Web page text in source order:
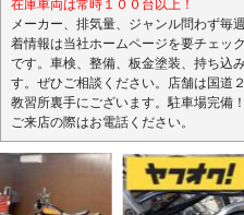
在庫車両は常時１００台以上！
メーカー、排気量、ジャンル問わず毎
着情報は当社ホームページを要チェッ
です。車検、整備、板金塗装、持ち込
す。ぜひご相談ください。店舗は国道
教習所裏手にございます。駐車場完備
ご来店の際はお電話ください。